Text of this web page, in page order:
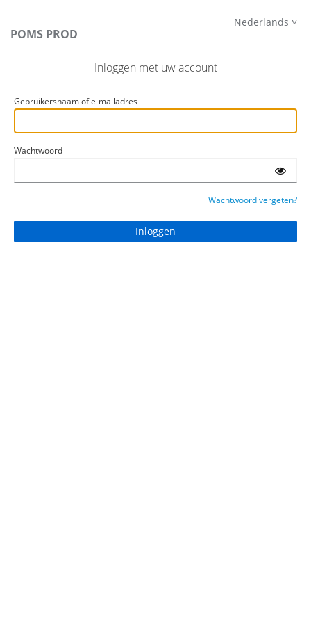
POMS PROD
Nederlands
Inloggen met uw account
Gebruikersnaam of e-mailadres
Wachtwoord
Wachtwoord vergeten?